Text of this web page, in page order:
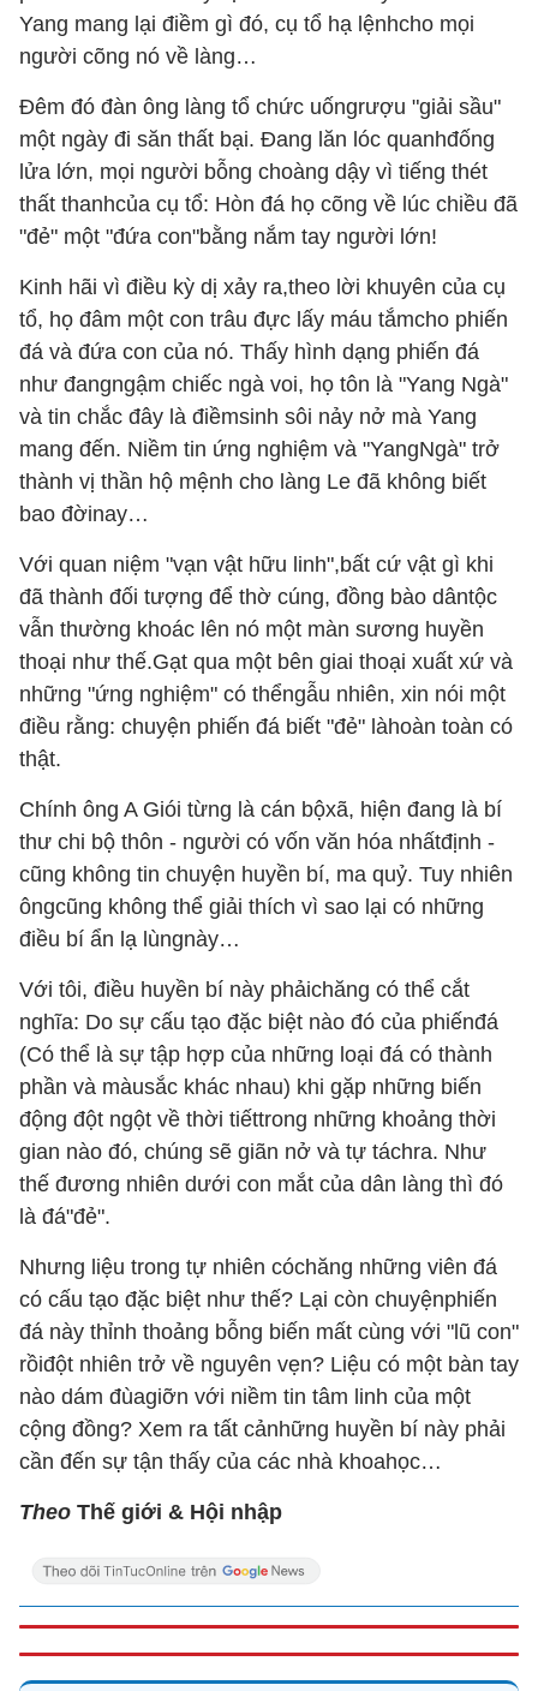
Yang mang lại điềm gì đó, cụ tổ hạ lệnhcho mọi
người cõng nó về làng…
Đêm đó đàn ông làng tổ chức uốngrượu "giải sầu"
một ngày đi săn thất bại. Đang lăn lóc quanhđống
lửa lớn, mọi người bỗng choàng dậy vì tiếng thét
thất thanhcủa cụ tổ: Hòn đá họ cõng về lúc chiều đã
"đẻ" một "đứa con"bằng nắm tay người lớn!
Kinh hãi vì điều kỳ dị xảy ra,theo lời khuyên của cụ
tổ, họ đâm một con trâu đực lấy máu tắmcho phiến
đá và đứa con của nó. Thấy hình dạng phiến đá
như đangngậm chiếc ngà voi, họ tôn là "Yang Ngà"
và tin chắc đây là điềmsinh sôi nảy nở mà Yang
mang đến. Niềm tin ứng nghiệm và "YangNgà" trở
thành vị thần hộ mệnh cho làng Le đã không biết
bao đờinay…
Với quan niệm "vạn vật hữu linh",bất cứ vật gì khi
đã thành đối tượng để thờ cúng, đồng bào dântộc
vẫn thường khoác lên nó một màn sương huyền
thoại như thế.Gạt qua một bên giai thoại xuất xứ và
những "ứng nghiệm" có thểngẫu nhiên, xin nói một
điều rằng: chuyện phiến đá biết "đẻ" làhoàn toàn có
thật.
Chính ông A Giói từng là cán bộxã, hiện đang là bí
thư chi bộ thôn - người có vốn văn hóa nhấtđịnh -
cũng không tin chuyện huyền bí, ma quỷ. Tuy nhiên
ôngcũng không thể giải thích vì sao lại có những
điều bí ẩn lạ lùngnày…
Với tôi, điều huyền bí này phảichăng có thể cắt
nghĩa: Do sự cấu tạo đặc biệt nào đó của phiếnđá
(Có thể là sự tập hợp của những loại đá có thành
phần và màusắc khác nhau) khi gặp những biến
động đột ngột về thời tiếttrong những khoảng thời
gian nào đó, chúng sẽ giãn nở và tự táchra. Như
thế đương nhiên dưới con mắt của dân làng thì đó
là đá"đẻ".
Nhưng liệu trong tự nhiên cóchăng những viên đá
có cấu tạo đặc biệt như thế? Lại còn chuyệnphiến
đá này thỉnh thoảng bỗng biến mất cùng với "lũ con"
rồiđột nhiên trở về nguyên vẹn? Liệu có một bàn tay
nào dám đùagiỡn với niềm tin tâm linh của một
cộng đồng? Xem ra tất cảnhững huyền bí này phải
cần đến sự tận thấy của các nhà khoahọc…
Theo Thế giới & Hội nhập